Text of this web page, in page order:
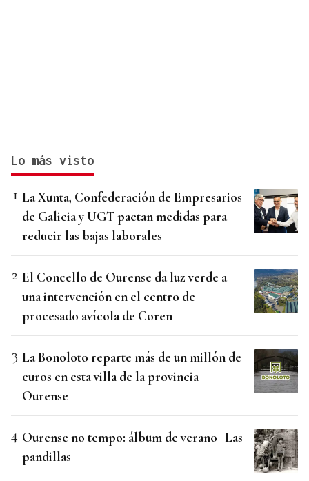
Lo más visto
La Xunta, Confederación de Empresarios
de Galicia y UGT pactan medidas para
reducir las bajas laborales
El Concello de Ourense da luz verde a
una intervención en el centro de
procesado avícola de Coren
La Bonoloto reparte más de un millón de
euros en esta villa de la provincia
Ourense
Ourense no tempo: álbum de verano | Las
pandillas